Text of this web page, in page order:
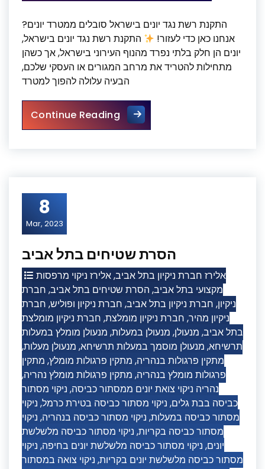
התקנת רשת נגד יונים בישראל סובלים ממטרד יונים?
אנחנו כאן כדי לעזור!
התקנת רשת נגד יונים בישראל,
יונים הן חלק בלתי נפרד מהנוף העירוני בישראל, אך כשהן
מתחילות להטריד את מרחב המגורים או העסקי שלכם,
הבעיה עלולה להפוך למטרד
Continue Readingהתקנת רשת נגד יונים בישראל
8
Mar, 2023
הסרת שטיחים בתל אביב
אלירז חברת ניקיון בתל אביב,אלירז ניקוי מרפסות
מקצועי בתל אביב, הסרת שטיחים בתל אביב, חברת
ניקיון, חברת ניקיון בתל אביב, חברת ניקיון ופוליש, חברת
ניקיון מהיר, חברת ניקיון מומלצת, חברת ניקיון מומלצת
בתל אביב, מנעולן, מנעולן במעלות, מנעולן מומלץ במעלות
תרשיחא, מנעולן מוסמך במעלות תרשיחא, מנעולן מעלות,
מתקין פרגולות בנהריה, מתקין פרגולות מומלץ, מתקין
פרגולות מומלץ בנהריה, מתקין פרגולות מומלץ נהריה,
נהריה ניקוי צואת יונים ממסתור כביסה, ניקוי מסתור
כביסה בבת גלים, ניקוי מסתור כביסה בטירת כרמל, ניקוי
מסתור כביסה במעלות, ניקוי מסתור כביסה בנהריה, ניקוי
מסתור כביסה בקריות, ניקוי מסתור כביסה מלשלשת
יונים, ניקוי מסתור כביסה מלשלשת יונים בחיפה, ניקוי
מסתור כביסה מלשלשת יונים בקריות, ניקוי צואה במסתור